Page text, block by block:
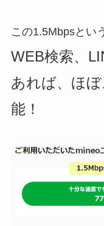
この1.5Mbpsとい
WEB検索、
あれば、ほ
能！